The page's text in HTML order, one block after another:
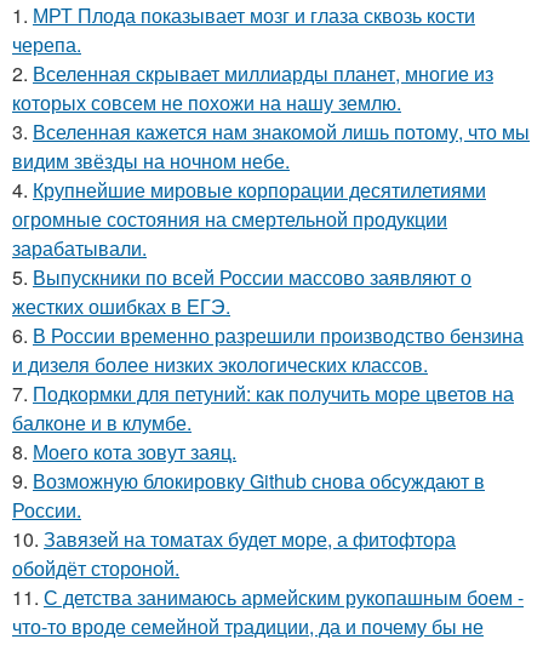
1. МРТ Плода показывает мозг и глаза сквозь кости
черепа.
2. Вселенная скрывает миллиарды планет, многие из
которых совсем не похожи на нашу землю.
3. Вселенная кажется нам знакомой лишь потому, что мы
видим звёзды на ночном небе.
4. Крупнейшие мировые корпорации десятилетиями
огромные состояния на смертельной продукции
зарабатывали.
5. Выпускники по всей России массово заявляют о
жестких ошибках в ЕГЭ.
6. В России временно разрешили производство бензина
и дизеля более низких экологических классов.
7. Подкормки для петуний: как получить море цветов на
балконе и в клумбе.
8. Моего кота зовут заяц.
9. Возможную блокировку Github снова обсуждают в
России.
10. Завязей на томатах будет море, а фитофтора
обойдёт стороной.
11. С детства занимаюсь армейским рукопашным боем -
что-то вроде семейной традиции, да и почему бы не